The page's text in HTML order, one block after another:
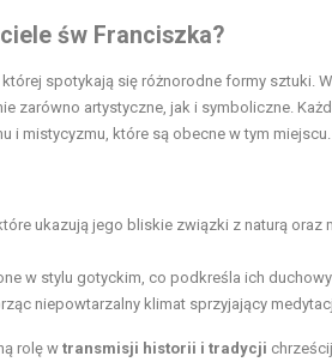
św Franciszka?
spotykają się różnorodne formy sztuki.
zarówno artystyczne, jak i symboliczne.
i mistycyzmu, które są obecne w tym miejscu.
ukazują jego bliskie związki z naturą oraz
w stylu gotyckim, co podkreśla ich duchowy
niepowtarzalny klimat sprzyjający
rolę wtransmisji historii i tradycji